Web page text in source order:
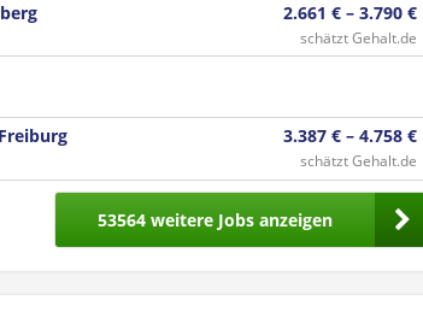
2.661 € – 3.790 €
schätzt Gehalt.de
3.387 € – 4.758 €
schätzt Gehalt.de
53564 weitere Jobs anzeigen